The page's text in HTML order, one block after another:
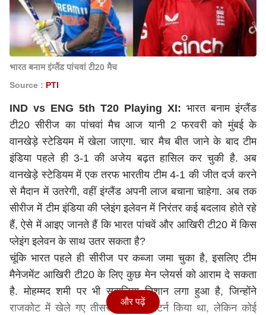
भारत बनाम इंग्लैंड पांचवां टी20 मैच
Source : PTI
IND vs ENG 5th T20 Playing XI: भारत बनाम इंग्लैंड
टी20 सीरीज का पांचवां मैच आज यानी 2 फरवरी को मुंबई के
वानखेड़े स्टेडियम में खेला जाएगा. चार मैच बीत जाने के बाद टीम
इंडिया पहले ही 3-1 की अजेय बढ़त हासिल कर चुकी है. अब
वानखेड़े स्टेडियम में एक तरफ भारतीय टीम 4-1 की जीत दर्ज करने
से मैदान में उतरेगी, वहीं इंग्लैंड अपनी लाज बचाना चाहेगा. अब तक
सीरीज में टीम इंडिया की प्लेइंग इलेवन में निरंतर कई बदलाव होते रहे
हैं, ऐसे में आइए जानते हैं कि भारत पांचवें और आखिरी टी20 में किस
प्लेइंग इलेवन के साथ उतर सकता है?
चूंकि भारत पहले ही सीरीज पर कब्जा जमा चुका है, इसलिए टीम
मैनेजमेंट आखिरी टी20 के लिए कुछ मेन प्लेयर्स को आराम दे सकता
है. मोहम्मद शमी पर भी सवालिया निशान लगा हुआ है, जिन्होंने
राजकोट में खेले गए तीसरे टी20 में रिटर्न किया था, लेकिन कोई
और पढ़ें